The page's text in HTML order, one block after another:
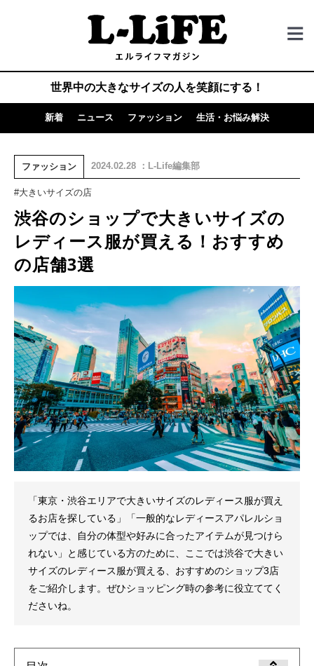
世界中の大きなサイズの人を笑顔にする！
新着 ニュース ファッション 生活・お悩み解決
ファッション 2024.02.28 ：L-Life編集部
#大きいサイズの店
渋谷のショップで大きいサイズの
レディース服が買える！おすすめ
の店舗3選
「東京・渋谷エリアで大きいサイズのレディース服が買え
るお店を探している」「一般的なレディースアパレルショ
ップでは、自分の体型や好みに合ったアイテムが見つけら
れない」と感じている方のために、ここでは渋谷で大きい
サイズのレディース服が買える、おすすめのショップ3店
をご紹介します。ぜひショッピング時の参考に役立ててく
ださいね。